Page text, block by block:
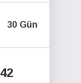
30 Gün
42